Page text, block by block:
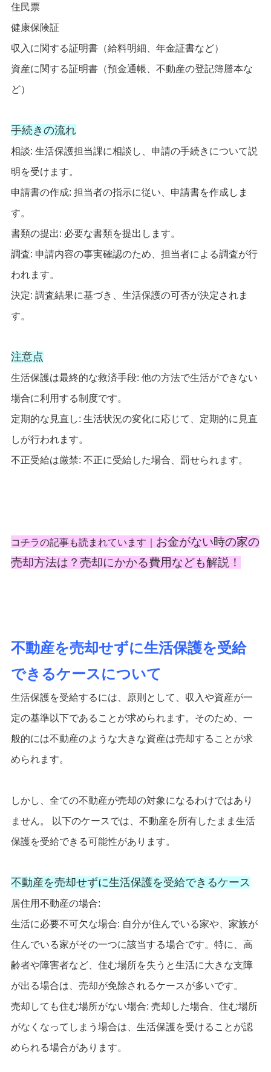
住民票
健康保険証
収入に関する証明書（給料明細、年金証書など）
資産に関する証明書（預金通帳、不動産の登記簿謄本な
ど）
手続きの流れ
相談: 生活保護担当課に相談し、申請の手続きについて説
明を受けます。
申請書の作成: 担当者の指示に従い、申請書を作成しま
す。
書類の提出: 必要な書類を提出します。
調査: 申請内容の事実確認のため、担当者による調査が行
われます。
決定: 調査結果に基づき、生活保護の可否が決定されま
す。
注意点
生活保護は最終的な救済手段: 他の方法で生活ができない
場合に利用する制度です。
定期的な見直し: 生活状況の変化に応じて、定期的に見直
しが行われます。
不正受給は厳禁: 不正に受給した場合、罰せられます。
コチラの記事も読まれています｜ お金がない時の家の
売却方法は？売却にかかる費用なども解説！
不動産を売却せずに生活保護を受給
できるケースについて
生活保護を受給するには、原則として、収入や資産が一
定の基準以下であることが求められます。そのため、一
般的には不動産のような大きな資産は売却することが求
められます。
しかし、全ての不動産が売却の対象になるわけではあり
ません。 以下のケースでは、不動産を所有したまま生活
保護を受給できる可能性があります。
不動産を売却せずに生活保護を受給できるケース
居住用不動産の場合:
生活に必要不可欠な場合: 自分が住んでいる家や、家族が
住んでいる家がその一つに該当する場合です。特に、高
齢者や障害者など、住む場所を失うと生活に大きな支障
が出る場合は、売却が免除されるケースが多いです。
売却しても住む場所がない場合: 売却した場合、住む場所
がなくなってしまう場合は、生活保護を受けることが認
められる場合があります。